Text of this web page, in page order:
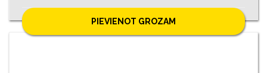
PIEVIENOT GROZAM